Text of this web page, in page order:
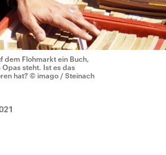
dem Flohmarkt ein Buch,
steht. Ist es das
hat? © imago / Steinach